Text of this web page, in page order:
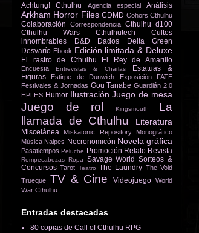
Achtung! Cthulhu Agencia especial Análisis
Arkham Horror Files CDMD Cohors Cthulhu
Colaboración Correspondencia Cthulhu d100
Cthulhu Wars
Cthulhutech
Cultos
innombrables
D&D Dados
Delta Green
Desvarío Ebook Edición limitada & Deluxe
El rastro de Cthulhu El Rey de Amarillo
Encuesta Entrevistas & Charlas
Estatuas &
Figuras
Estirpe de Dunwich Exposición
FATE
Festivales & Jornadas Gou Tanabe Guardián 2.0
HPLHS Humor Ilustración Juego de mesa
Juego de rol Kingsmouth
La
llamada de Cthulhu
Literatura
Miscelánea Miskatonic Repository
Monográfico
Música Naipes Necronomicón Novela gráfica
Pasatiempos Peluche Promoción Relato Revista
Rompecabezas Ropa Savage World Sorteos &
Concursos Tarot Teatro The Laundry The Void
Trueque TV & Cine Videojuego World
War Cthulhu
Entradas destacadas
80 copias de Call of Cthulhu RPG